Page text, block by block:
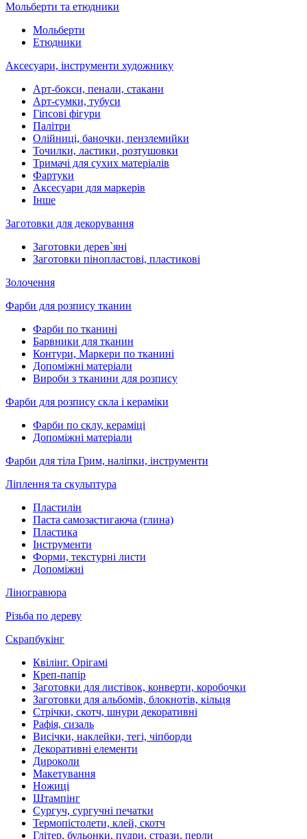
Мольберти та етюдники
Мольберти
Етюдники
Аксесуари, інструменти художнику
Арт-бокси, пенали, стакани
Арт-сумки, тубуси
Гіпсові фігури
Палітри
Олійниці, баночки, пензлемийки
Точилки, ластики, розтушовки
Тримачі для сухих матеріалів
Фартуки
Аксесуари для маркерів
Інше
Заготовки для декорування
Заготовки дерев`яні
Заготовки пінопластові, пластикові
Золочення
Фарби для розпису тканин
Фарби по тканині
Барвники для тканин
Контури, Маркери по тканині
Допоміжні матеріали
Вироби з тканини для розпису
Фарби для розпису скла і кераміки
Фарби по склу, кераміці
Допоміжні матеріали
Фарби для тіла Грим, наліпки, інструменти
Ліплення та скульптура
Пластилін
Паста самозастигаюча (глина)
Пластика
Інструменти
Форми, текстурні листи
Допоміжні
Ліногравюра
Різьба по дереву
Скрапбукінг
Квілінг. Орігамі
Креп-папір
Заготовки для листівок, конверти, коробочки
Заготовки для альбомів, блокнотів, кільця
Стрічки, скотч, шнури декоративні
Рафія, сизаль
Висічки, наклейки, тегі, чіпборди
Декоративні елементи
Дироколи
Макетування
Ножиці
Штампінг
Сургуч, сургучні печатки
Термопістолети, клей, скотч
Глітер, бульонки, пудри, стрази, перли